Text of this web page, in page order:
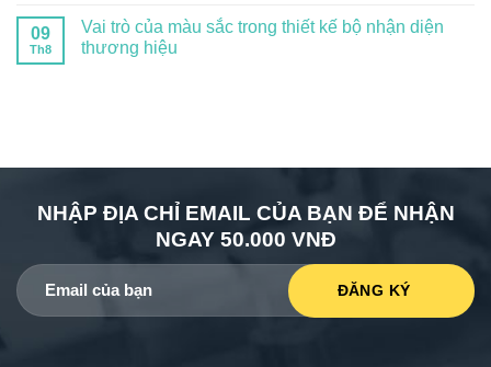
09
Th8
Vai trò của màu sắc trong thiết kế bộ nhận diện
thương hiệu
NHẬP ĐỊA CHỈ EMAIL CỦA BẠN ĐỂ NHẬN
NGAY 50.000 VNĐ